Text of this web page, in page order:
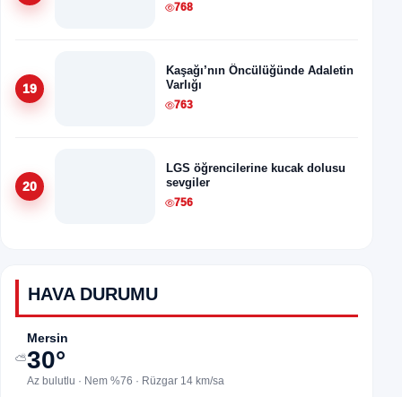
768
19
Kaşağı’nın Öncülüğünde Adaletin
Varlığı
763
20
LGS öğrencilerine kucak dolusu
sevgiler
756
HAVA DURUMU
⛅
Mersin
30°
Az bulutlu · Nem %76 · Rüzgar 14 km/sa